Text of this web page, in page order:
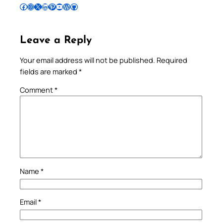
Follow Pradeep on Facebook Follow Pradeep on InstagramFollow Pradeep on X Follow Pradeep on LinkedIn Follow Pradeep on Pinterest Subscribe to Pradeep’s Youtube Channel Follow Pradeep on WordPress Follow Pradeep on GitHub
Leave a Reply
Your email address will not be published. Required
fields are marked *
Comment*
Name *
Email*